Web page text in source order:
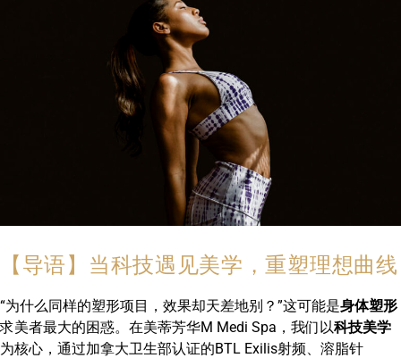
【导语】当科技遇见美学，重塑理想曲线
“为什么同样的塑形项目，效果却天差地别？”这可能是身体塑形
求美者最大的困惑。在美蒂芳华M Medi Spa，我们以科技美学
为核心，通过加拿大卫生部认证的BTL Exilis射频、溶脂针